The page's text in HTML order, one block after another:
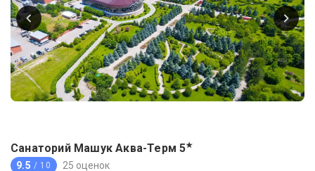
Санаторий Машук Аква-Терм 5★
9.5 / 10 25 оценок